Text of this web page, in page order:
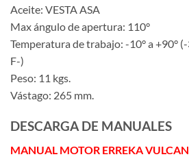
Aceite: VESTA ASA
Max ángulo de apertura: 110°
Temperatura de trabajo: -10° a +90°
F-)
Peso: 11 kgs.
Vástago: 265 mm.
DESCARGA DE MANUALES
MANUAL MOTOR ERREKA VULCAN